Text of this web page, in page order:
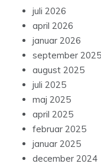
juli 2026
april 2026
januar 2026
september 2025
august 2025
juli 2025
maj 2025
april 2025
februar 2025
januar 2025
december 2024